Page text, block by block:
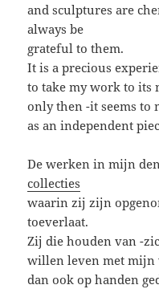
and sculptures are
always be
grateful to them.
It is a precious
to take my work to its
only then -it seems to
as an independent
De werken in mijn
collecties
waarin zij zijn
toeverlaat.
Zij die houden van -
willen leven met
dan ook op handen